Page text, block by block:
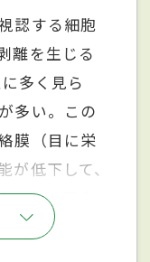
認する細胞
離を生じる
多く見ら
多い。この
膜（目に栄
低下して、
ことで発症
する原因は